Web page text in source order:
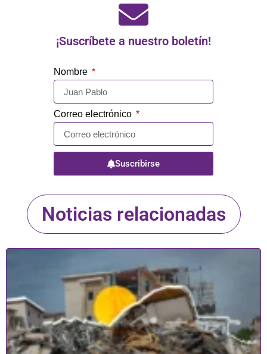
¡Suscríbete a nuestro boletín!
Nombre
Correo electrónico
Suscribirse
Noticias relacionadas